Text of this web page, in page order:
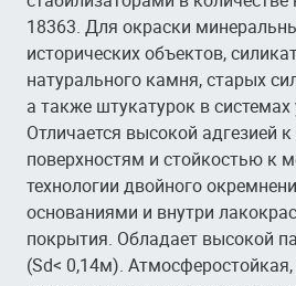
18363. Для окраски
исторических объектов,
натурального камня, старых
а также штукатурок в системах
Отличается высокой адгезией
поверхностям и стойкостью к
технологии двойного
основаниями и внутри
покрытия. Обладает высокой
(Sd< 0,14м).